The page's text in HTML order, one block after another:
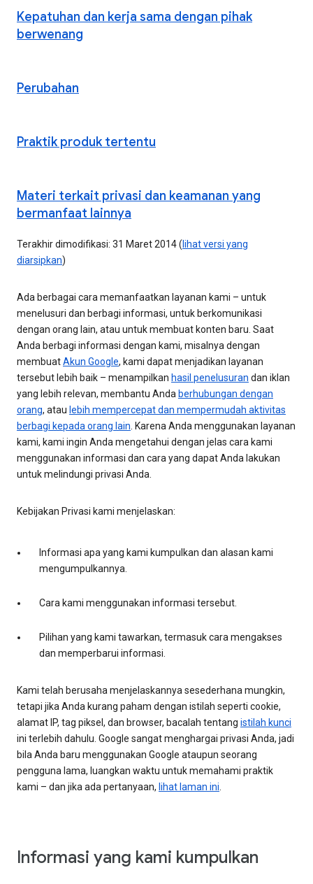
Kepatuhan dan kerja sama dengan pihak
berwenang
Perubahan
Praktik produk tertentu
Materi terkait privasi dan keamanan yang
bermanfaat lainnya
Terakhir dimodifikasi: 31 Maret 2014 ( lihat versi yang
diarsipkan)
Ada berbagai cara memanfaatkan layanan kami – untuk
menelusuri dan berbagi informasi, untuk berkomunikasi
dengan orang lain, atau untuk membuat konten baru. Saat
Anda berbagi informasi dengan kami, misalnya dengan
membuatAkun Google, kami dapat menjadikan layanan
tersebut lebih baik – menampilkan hasil penelusuran dan iklan
yang lebih relevan, membantu Anda berhubungan dengan
orang, atau lebih mempercepat dan mempermudah aktivitas
berbagi kepada orang lain. Karena Anda menggunakan layanan
kami, kami ingin Anda mengetahui dengan jelas cara kami
menggunakan informasi dan cara yang dapat Anda lakukan
untuk melindungi privasi Anda.
Kebijakan Privasi kami menjelaskan:
Informasi apa yang kami kumpulkan dan alasan kami
mengumpulkannya.
Cara kami menggunakan informasi tersebut.
Pilihan yang kami tawarkan, termasuk cara mengakses
dan memperbarui informasi.
Kami telah berusaha menjelaskannya sesederhana mungkin,
tetapi jika Anda kurang paham dengan istilah seperti cookie,
alamat IP, tag piksel, dan browser, bacalah tentang istilah kunci
ini terlebih dahulu. Google sangat menghargai privasi Anda, jadi
bila Anda baru menggunakan Google ataupun seorang
pengguna lama, luangkan waktu untuk memahami praktik
kami – dan jika ada pertanyaan, lihat laman ini.
Informasi yang kami kumpulkan